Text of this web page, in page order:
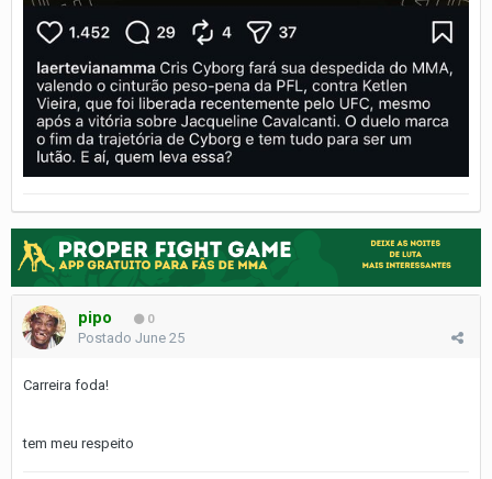
pipo 0
Postado June 25
Carreira foda!
tem meu respeito